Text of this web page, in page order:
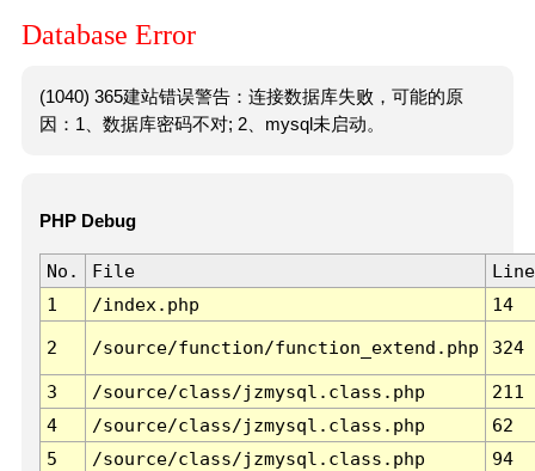
Database Error
(1040) 365建站错误警告：连接数据库失败，可能的原
因：1、数据库密码不对; 2、mysql未启动。
PHP Debug
No. File
Line
1
/index.php 14
2 /source/function/function_extend.php 324
3 /source/class/jzmysql.class.php
211
4
/source/class/jzmysql.class.php
62
5
/source/class/jzmysql.class.php
94